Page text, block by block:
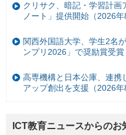
クリサク、暗記・学習計
ノート」提供開始（2026年
関西外国語大学、学生2名
ンプリ2026」で奨励賞受賞
高専機構と日本公庫、連携
アップ創出を支援（2026年
ICT教育ニュースからのお